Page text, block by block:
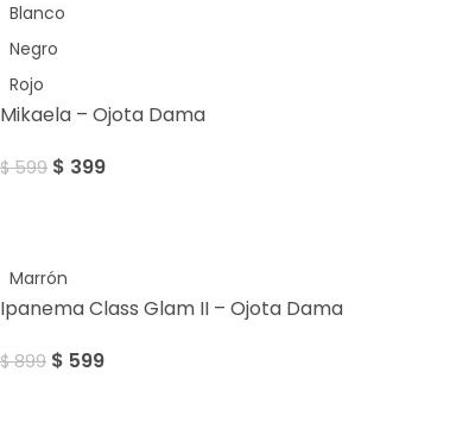
Blanco
Negro
Rojo
Mikaela – Ojota Dama
$599 $ 399
Marrón
Ipanema Class Glam II – Ojota Dama
$899 $ 599